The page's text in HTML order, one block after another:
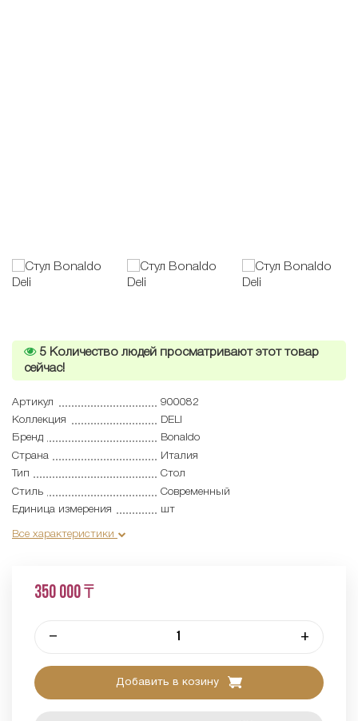
5 Количество людей просматривают этот товар
сейчас!
Артикул
900082
Коллекция
DELI
Бренд
Bonaldo
Страна
Италия
Тип
Стол
Стиль
Современный
Единица измерения
шт
Все характеристики
350 000 ₸
– +
Добавить в козину